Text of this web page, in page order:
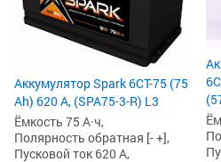
Аккумулятор Spark 6СТ-75 (75
Ah) 620 А, (SPA75-3-R) L3
Ёмкость 75 А·ч,
Полярность обратная [- +],
Пусковой ток 620 А,